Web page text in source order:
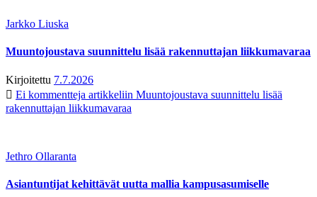
Jarkko Liuska
Muuntojoustava suunnittelu lisää rakennuttajan liikkumavaraa
Kirjoitettu 7.7.2026
Ei kommentteja artikkeliin Muuntojoustava suunnittelu lisää
rakennuttajan liikkumavaraa
Jethro Ollaranta
Asiantuntijat kehittävät uutta mallia kampusasumiselle